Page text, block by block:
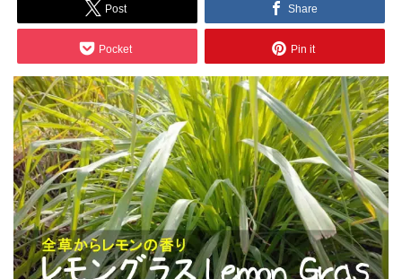
Post Share
Pocket Pin it